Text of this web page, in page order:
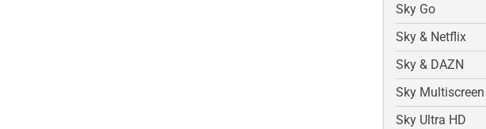
Sky Go
Sky & Netflix
Sky & DAZN
Sky Multiscreen
Sky Ultra HD